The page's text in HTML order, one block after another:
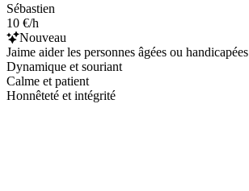
Sébastien
10 €/h
Nouveau
Jaime aider les personnes âgées ou handicapées
Dynamique et souriant
Calme et patient
Honnêteté et intégrité